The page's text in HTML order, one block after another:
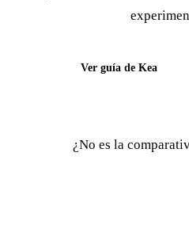
Ver guía de Kea
¿No es la